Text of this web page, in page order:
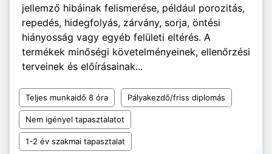
jellemző hibáinak felismerése, például porozitás,
repedés, hidegfolyás, zárvány, sorja, öntési
hiányosság vagy egyéb felületi eltérés. A
termékek minőségi követelményeinek, ellenőrzési
terveinek és előírásainak...
Teljes munkaidő 8 óra Pályakezdő/friss diplomás
Nem igényel tapasztalatot
1-2 év szakmai tapasztalat